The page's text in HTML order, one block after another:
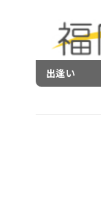
出逢い